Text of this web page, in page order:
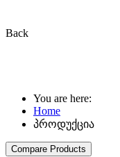
Back
You are here:
Home
პროდუქცია